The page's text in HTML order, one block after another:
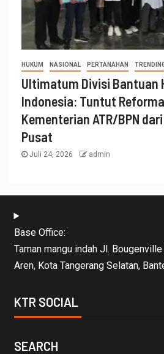
HUKUM NASIONAL PERTANAHAN
Ultimatum Divisi Bantuan
Indonesia: Tuntut
Kementerian ATR/BPN
Pusat
Juli 24, 2026 admin
Base Office:
Taman mangu indah Jl.
Aren, Kota Tangerang Selatan,
KTR SOCIAL
SEARCH